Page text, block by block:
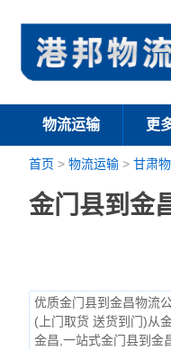
物流运输 更
首页 >物流运输 >甘肃
金门县到金
优质金门县到金昌物流
(上门取货 送货到门)从
金昌,一站式金门县到金